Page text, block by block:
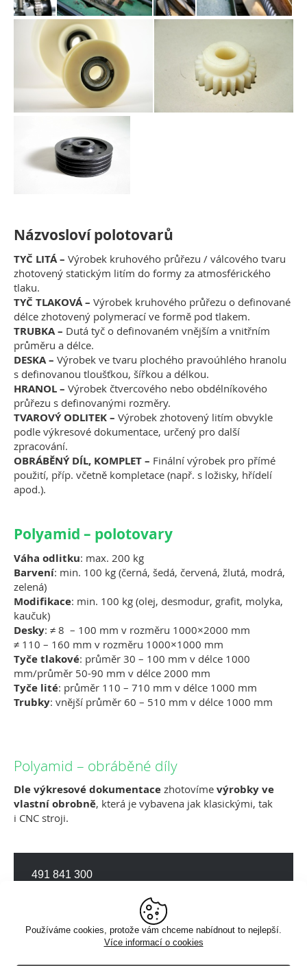
Názvosloví polotovarů
TYČ LITÁ – Výrobek kruhového průřezu / válcového tvaru
zhotovený statickým litím do formy za atmosférického
tlaku.
TYČ TLAKOVÁ – Výrobek kruhového průřezu o definované
délce zhotovený polymerací ve formě pod tlakem.
TRUBKA – Dutá tyč o definovaném vnějším a vnitřním
průměru a délce.
DESKA – Výrobek ve tvaru plochého pravoúhlého hranolu
s definovanou tloušťkou, šířkou a délkou.
HRANOL – Výrobek čtvercového nebo obdélníkového
průřezu s definovanými rozměry.
TVAROVÝ ODLITEK – Výrobek zhotovený litím obvykle
podle výkresové dokumentace, určený pro další
zpracování.
OBRÁBĚNÝ DÍL, KOMPLET – Finální výrobek pro přímé
použití, příp. včetně kompletace (např. s ložisky, hřídelí
apod.).
Polyamid – polotovary
Váha odlitku: max. 200 kg
Barvení: min. 100 kg (černá, šedá, červená, žlutá, modrá,
zelená)
Modifikace: min. 100 kg (olej, desmodur, grafit, molyka,
kaučuk)
Desky: ≠ 8 – 100 mm v rozměru 1000×2000 mm
≠ 110 – 160 mm v rozměru 1000×1000 mm
Tyče tlakové: průměr 30 – 100 mm v délce 1000
mm/průměr 50-90 mm v délce 2000 mm
Tyče lité: průměr 110 – 710 mm v délce 1000 mm
Trubky: vnější průměr 60 – 510 mm v délce 1000 mm
Polyamid – obráběné díly
Dle výkresové dokumentace zhotovíme výrobky ve
vlastní obrobně, která je vybavena jak klasickými, tak
i CNC stroji.
491 841 300
více kontaktů v záložce kontakty
prodej@polyplasty.cz
Používáme cookies, protože vám chceme nabídnout to nejlepší.
Více informací o cookies